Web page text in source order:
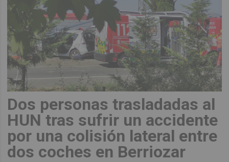
Dos personas trasladadas al
HUN tras sufrir un accidente
por una colisión lateral entre
dos coches en Berriozar